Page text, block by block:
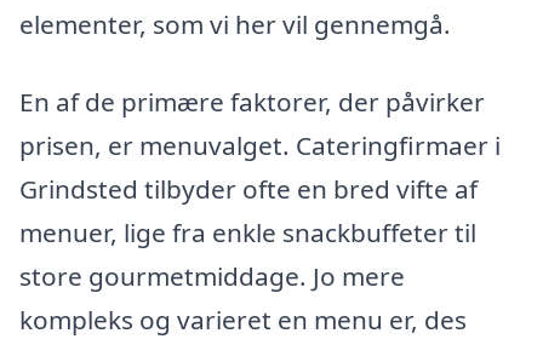
elementer, som vi her vil gennemgå.
En af de primære faktorer, der påvirker
prisen, er menuvalget. Cateringfirmaer i
Grindsted tilbyder ofte en bred vifte af
menuer, lige fra enkle snackbuffeter til
store gourmetmiddage. Jo mere
kompleks og varieret en menu er, des